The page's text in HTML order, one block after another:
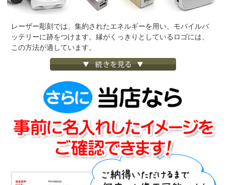
レーザー彫刻では、集約されたエネルギーを用い、モバイルバ
ッテリーに跡をつけます。縁がくっきりとしているロゴには、
この方法が適しています。